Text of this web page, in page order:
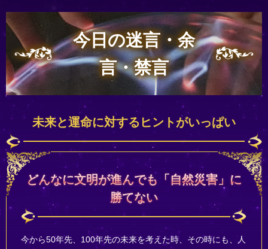
今日の迷言・余
言・禁言
未来と運命に対するヒントがいっぱい
どんなに文明が進んでも「自然災害」に
勝てない
今から50年先、100年先の未来を考えた時、その時にも、人